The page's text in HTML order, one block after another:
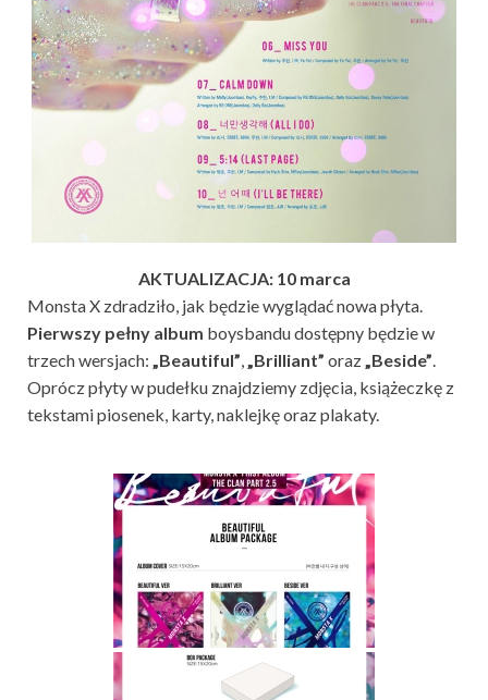
AKTUALIZACJA: 10 marca
Monsta X zdradziło, jak będzie wyglądać nowa płyta.
Pierwszy pełny album boysbandu dostępny będzie w
trzech wersjach: „Beautiful” „Brilliant” oraz „Beside”
Oprócz płyty w pudełku znajdziemy zdjęcia, książeczkę z
tekstami piosenek, karty, naklejkę oraz plakaty.